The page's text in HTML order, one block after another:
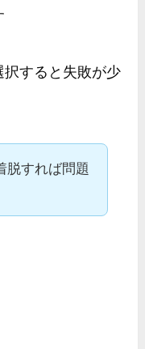
すると失敗が少
脱すれば問題